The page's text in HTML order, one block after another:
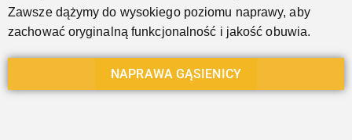
Zawsze dążymy do wysokiego poziomu naprawy, aby
zachować oryginalną funkcjonalność i jakość obuwia.
NAPRAWA GĄSIENICY